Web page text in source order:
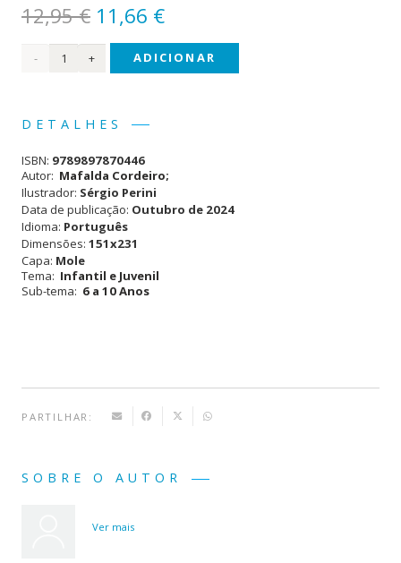
12,95€ O
preço
original
12,95 €.
11,66 €O
preço
atual
Quantidade
da
História
de
Portugal
ADICIONAR
DETALHES
ISBN: 9789897870446
Autor: Mafalda Cordeiro;
Ilustrador: Sérgio Perini
Data de publicação: Outubro de 2024
Idioma: Português
Dimensões: 151x231
Capa: Mole
Tema: Infantil e Juvenil
Sub-tema: 6 a 10 Anos
PARTILHAR:
SOBRE O AUTOR
Ver mais